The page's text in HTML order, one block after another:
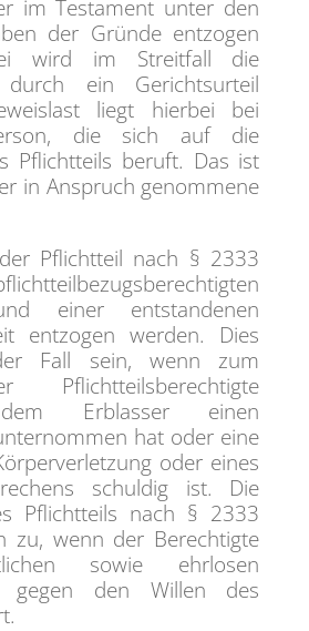
im Testament unter den
der Gründe entzogen
wird im Streitfall die
durch ein Gerichtsurteil
liegt hierbei bei
die sich auf die
Pflichtteils beruft. Das ist
in Anspruch genommene
Pflichtteil nach § 2333
einer entstandenen
entzogen werden. Dies
Fall sein, wenn zum
Pflichtteilsberechtigte
Erblasser einen
hat oder eine
oder eines
schuldig ist. Die
Pflichtteils nach § 2333
zu, wenn der Berechtigte
sowie ehrlosen
gegen den Willen des